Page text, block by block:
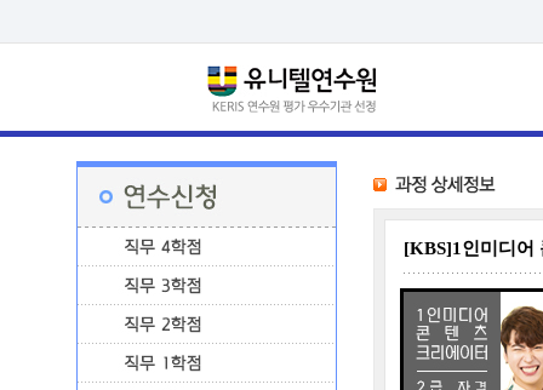
[KBS]1인미디어